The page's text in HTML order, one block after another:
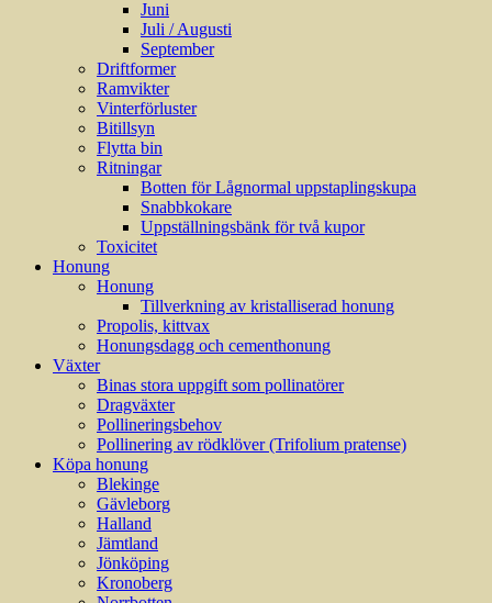
Juni
Juli / Augusti
September
Driftformer
Ramvikter
Vinterförluster
Bitillsyn
Flytta bin
Ritningar
Botten för Lågnormal uppstaplingskupa
Snabbkokare
Uppställningsbänk för två kupor
Toxicitet
Honung
Honung
Tillverkning av kristalliserad honung
Propolis, kittvax
Honungsdagg och cementhonung
Växter
Binas stora uppgift som pollinatörer
Dragväxter
Pollineringsbehov
Pollinering av rödklöver (Trifolium pratense)
Köpa honung
Blekinge
Gävleborg
Halland
Jämtland
Jönköping
Kronoberg